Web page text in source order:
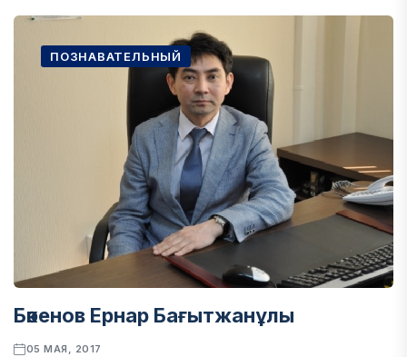
ПОЗНАВАТЕЛЬНЫЙ
Бәкенов Ернар Бағытжанұлы
05 МАЯ, 2017